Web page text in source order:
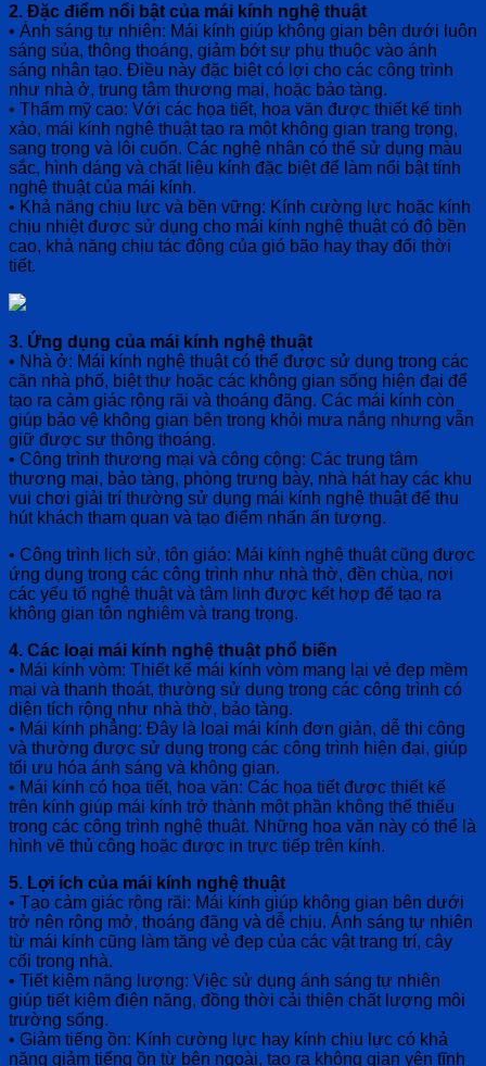
2. Đặc điểm nổi bật của mái kính nghệ thuật
• Ánh sáng tự nhiên: Mái kính giúp không gian bên dưới luôn
sáng sủa, thông thoáng, giảm bớt sự phụ thuộc vào ánh
sáng nhân tạo. Điều này đặc biệt có lợi cho các công trình
như nhà ở, trung tâm thương mại, hoặc bảo tàng.
• Thẩm mỹ cao: Với các họa tiết, hoa văn được thiết kế tinh
xảo, mái kính nghệ thuật tạo ra một không gian trang trọng,
sang trọng và lôi cuốn. Các nghệ nhân có thể sử dụng màu
sắc, hình dáng và chất liệu kính đặc biệt để làm nổi bật tính
nghệ thuật của mái kính.
• Khả năng chịu lực và bền vững: Kính cường lực hoặc kính
chịu nhiệt được sử dụng cho mái kính nghệ thuật có độ bền
cao, khả năng chịu tác động của gió bão hay thay đổi thời
tiết.
3. Ứng dụng của mái kính nghệ thuật
• Nhà ở: Mái kính nghệ thuật có thể được sử dụng trong các
căn nhà phố, biệt thự hoặc các không gian sống hiện đại để
tạo ra cảm giác rộng rãi và thoáng đãng. Các mái kính còn
giúp bảo vệ không gian bên trong khỏi mưa nắng nhưng vẫn
giữ được sự thông thoáng.
• Công trình thương mại và công cộng: Các trung tâm
thương mại, bảo tàng, phòng trưng bày, nhà hát hay các khu
vui chơi giải trí thường sử dụng mái kính nghệ thuật để thu
hút khách tham quan và tạo điểm nhấn ấn tượng.
• Công trình lịch sử, tôn giáo: Mái kính nghệ thuật cũng được
ứng dụng trong các công trình như nhà thờ, đền chùa, nơi
các yếu tố nghệ thuật và tâm linh được kết hợp để tạo ra
không gian tôn nghiêm và trang trọng.
4. Các loại mái kính nghệ thuật phổ biến
• Mái kính vòm: Thiết kế mái kính vòm mang lại vẻ đẹp mềm
mại và thanh thoát, thường sử dụng trong các công trình có
diện tích rộng như nhà thờ, bảo tàng.
• Mái kính phẳng: Đây là loại mái kính đơn giản, dễ thi công
và thường được sử dụng trong các công trình hiện đại, giúp
tối ưu hóa ánh sáng và không gian.
• Mái kính có họa tiết, hoa văn: Các họa tiết được thiết kế
trên kính giúp mái kính trở thành một phần không thể thiếu
trong các công trình nghệ thuật. Những hoa văn này có thể là
hình vẽ thủ công hoặc được in trực tiếp trên kính.
5. Lợi ích của mái kính nghệ thuật
• Tạo cảm giác rộng rãi: Mái kính giúp không gian bên dưới
trở nên rộng mở, thoáng đãng và dễ chịu. Ánh sáng tự nhiên
từ mái kính cũng làm tăng vẻ đẹp của các vật trang trí, cây
cối trong nhà.
• Tiết kiệm năng lượng: Việc sử dụng ánh sáng tự nhiên
giúp tiết kiệm điện năng, đồng thời cải thiện chất lượng môi
trường sống.
• Giảm tiếng ồn: Kính cường lực hay kính chịu lực có khả
năng giảm tiếng ồn từ bên ngoài, tạo ra không gian yên tĩnh